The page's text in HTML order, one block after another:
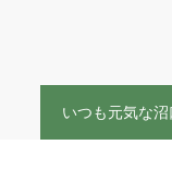
いつも元気な